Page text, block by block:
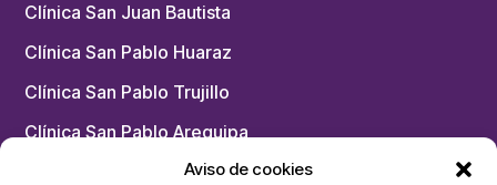
Aviso de cookies
Clínica San Juan Bautista
Clínica San Pablo Huaraz
Clínica San Pablo Trujillo
Clínica San Pablo Arequipa
Chacarilla – Medicina Física y Rehabilitación